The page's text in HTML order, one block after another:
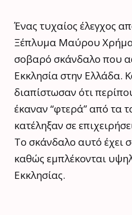
Ένας τυχαίος έλεγχος
Ξέπλυμα Μαύρου
σοβαρό σκάνδαλο που
Εκκλησία στην Ελλάδα.
διαπίστωσαν ότι
έκαναν “φτερά” από τα
κατέληξαν σε
Το σκάνδαλο αυτό έχει
καθώς εμπλέκονται
Εκκλησίας.